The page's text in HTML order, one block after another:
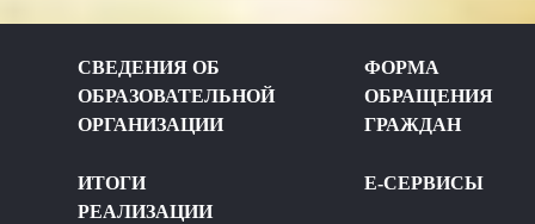
СВЕДЕНИЯ ОБ
ОБРАЗОВАТЕЛЬНОЙ
ОРГАНИЗАЦИИ
ИТОГИ
РЕАЛИЗАЦИИ
ФОРМА
ОБРАЩЕНИЯ
ГРАЖДАН
Е-СЕРВИСЫ